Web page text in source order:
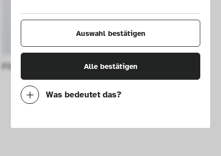
Auswahl bestätigen
Alle bestätigen
Was bedeutet das?
Mit diesen Cookies können wir durch
Pilkington vase